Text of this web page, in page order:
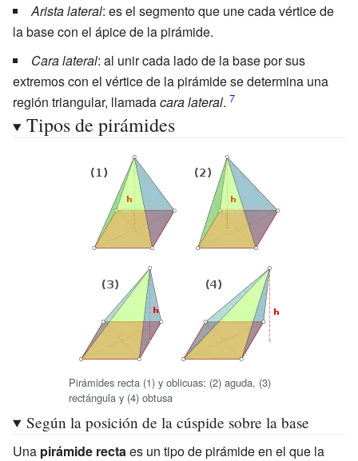
Arista lateral: es el segmento que une cada vértice de
la base con el ápice de la pirámide.
Cara lateral: al unir cada lado de la base por sus
extremos con el vértice de la pirámide se determina una
región triangular, llamadacara lateral.
Tipos de pirámides
Pirámides recta (1) y oblicuas: (2) aguda, (3)
rectángula y (4) obtusa
Según la posición de la cúspide sobre la base
Una pirámide recta es un tipo de pirámide en el que la